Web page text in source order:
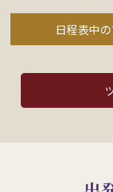
日程表中